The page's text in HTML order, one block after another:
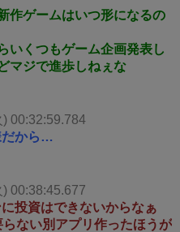
作ゲームはいつ形になるの
いくつもゲーム企画発表し
マジで進歩しねぇな
00:32:59.784
だから…
00:38:45.677
投資はできないからなぁ
ない別アプリ作ったほうが